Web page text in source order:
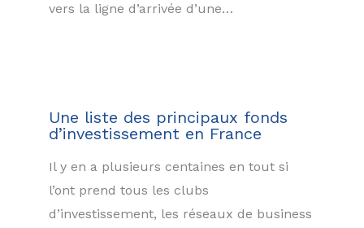
vers la ligne d’arrivée d’une…
Une liste des principaux fonds
d’investissement en France
Il y en a plusieurs centaines en tout si
l’ont prend tous les clubs
d’investissement, les réseaux de business